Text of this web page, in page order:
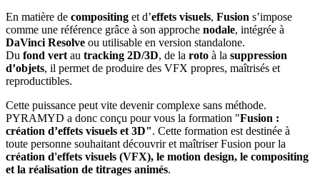
En matière de compositing et d’effets visuels, Fusion s’impose
comme une référence grâce à son approche nodale, intégrée à
DaVinci Resolve ou utilisable en version standalone.
Du fond vert au tracking 2D/3D, de la roto à la suppression
d’objets, il permet de produire des VFX propres, maîtrisés et
reproductibles.
Cette puissance peut vite devenir complexe sans méthode.
PYRAMYD a donc conçu pour vous la formation "Fusion :
création d’effets visuels et 3D". Cette formation est destinée à
toute personne souhaitant découvrir et maîtriser Fusion pour la
création d'effets visuels (VFX), le motion design, le compositing
et la réalisation de titrages animés.